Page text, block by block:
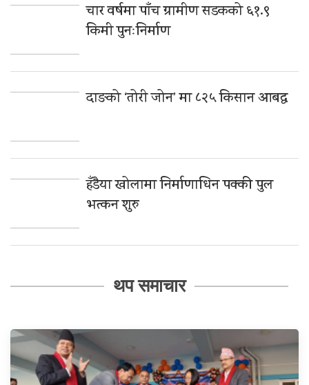
चार वर्षमा पाँच ग्रामीण सडकको ६१.९
किमी पुनःनिर्माण
दाङको ‘तोरी जोन’ मा ८२५ किसान आबद्ध
हँडैया खोलामा निर्माणाधिन पक्की पुल
भत्कन शुरु
थप समाचार